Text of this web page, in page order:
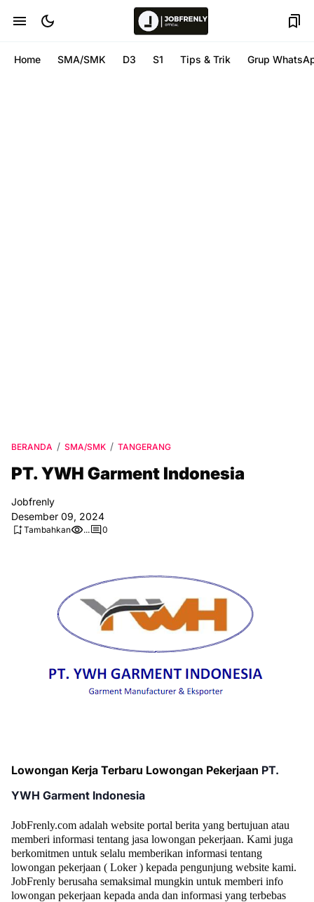
Home SMA/SMK D3 S1 Tips & Trik Grup
BERANDA SMA/SMK TANGERANG
PT. YWH Garment Indonesia
Jobfrenly
Desember 09, 2024
Tambahkan ... 0
Lowongan Kerja Terbaru Lowongan Pekerjaan PT.
YWH Garment Indonesia
JobFrenly.com adalah website portal berita yang bertujuan atau
memberi informasi tentang jasa lowongan pekerjaan. Kami juga
berkomitmen untuk selalu memberikan informasi tentang
lowongan pekerjaan ( Loker ) kepada pengunjung website kami.
JobFrenly berusaha semaksimal mungkin untuk memberi info
lowongan pekerjaan kepada anda dan informasi yang terbebas